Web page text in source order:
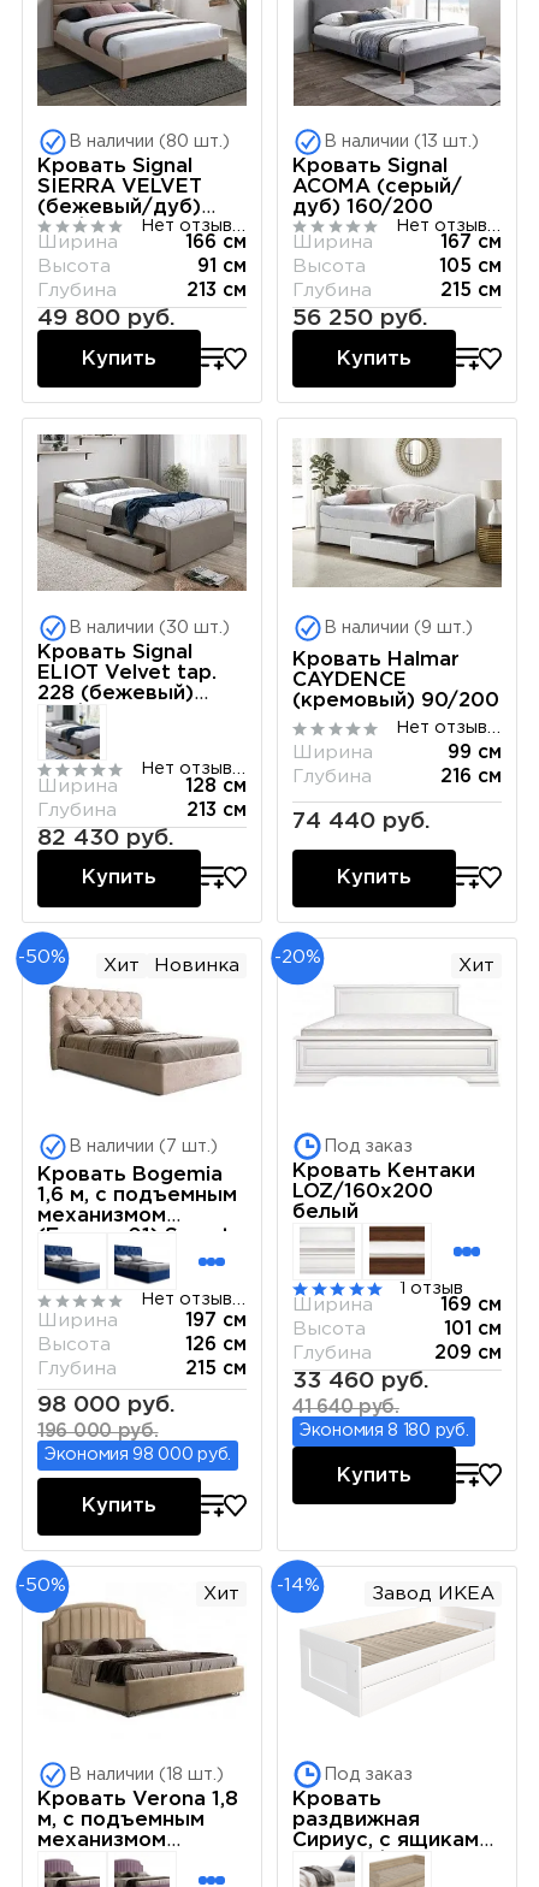
В наличии (80 шт.)
Кровать Signal
SIERRA VELVET
(бежевый/дуб)
160/200
Ширина
166 см
Высота
91 см
Глубина
213 см
49 800 руб.
Купить
В наличии (13 шт.)
Кровать Signal
ACOMA (серый/
дуб) 160/200
Ширина
167 см
Высота
105 см
Глубина
215 см
56 250 руб.
Купить
В наличии (30 шт.)
Кровать Signal
ELIOT Velvet tap.
228 (бежевый)
120/200
Ширина
128 см
Глубина
213 см
82 430 руб.
Купить
В наличии (9 шт.)
Кровать Halmar
CAYDENCE
(кремовый) 90/200
Ширина
99 см
Глубина
216 см
74 440 руб.
Купить
-50% Хит Новинка
В наличии (7 шт.)
Кровать Bogemia
1,6 м, с подъемным
механизмом
(Бархат 01) Sweet
dreams БМКР-1[3]
Ширина
197 см
Высота
126 см
Глубина
215 см
98 000 руб.
196 000 руб.
Экономия 98 000 руб.
Купить
-20% Хит
Под заказ
Кровать Кентаки
LOZ/160x200
белый
1 отзыв
Ширина
169 см
Высота
101 см
Глубина
209 см
33 460 руб.
41 640 руб.
Экономия 8 180 руб.
Купить
-50% Хит
В наличии (18 шт.)
Кровать Verona 1,8
м, с подъемным
механизмом
(Бархат 01) Sweet
dreams ВРКР180-
-14% Завод ИКЕА
Под заказ
Кровать
раздвижная
Сириус, с ящиками,
80х200/160х200
см, белая